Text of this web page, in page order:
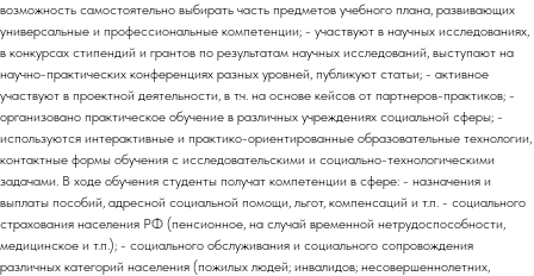
возможность самостоятельно выбирать часть предметов учебного плана, развивающих
универсальные и профессиональные компетенции; - участвуют в научных исследованиях,
в конкурсах стипендий и грантов по результатам научных исследований, выступают на
научно-практических конференциях разных уровней, публикуют статьи; - активное
участвуют в проектной деятельности, в т.ч. на основе кейсов от партнеров-практиков; -
организовано практическое обучение в различных учреждениях социальной сферы; -
используются интерактивные и практико-ориентированные образовательные технологии,
контактные формы обучения с исследовательскими и социально-технологическими
задачами. В ходе обучения студенты получат компетенции в сфере: - назначения и
выплаты пособий, адресной социальной помощи, льгот, компенсаций и т.п. - социального
страхования населения РФ (пенсионное, на случай временной нетрудоспособности,
медицинское и т.п.); - социального обслуживания и социального сопровождения
различных категорий населения (пожилых людей; инвалидов; несовершеннолетних,